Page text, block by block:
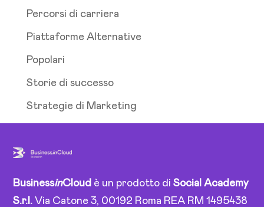
Percorsi di carriera
Piattaforme Alternative
Popolari
Storie di successo
Strategie di Marketing
BusinessinCloud è un prodotto di Social Academy
S.r.l. Via Catone 3, 00192 Roma REA RM 1495438